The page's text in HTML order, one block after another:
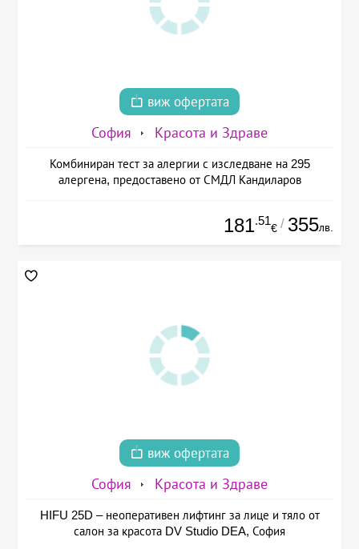
виж офертата
София Красота и Здраве
Комбиниран тест за алергии с изследване на 295
алергена, предоставено от СМДЛ Кандиларов
181.51
€ / 355лв.
виж офертата
София Красота и Здраве
HIFU 25D – неоперативен лифтинг за лице и тяло от
салон за красота DV Studio DEA, София